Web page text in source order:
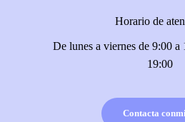
Horario de
De lunes a viernes de 9:00 a
19:00
Contacta